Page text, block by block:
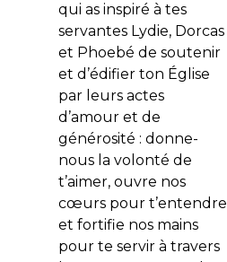
qui as inspiré à tes
servantes Lydie, Dorcas
et Phoebé de soutenir
et d’édifier ton Église
par leurs actes
d’amour et de
générosité : donne-
nous la volonté de
t’aimer, ouvre nos
cœurs pour t’entendre
et fortifie nos mains
pour te servir à travers